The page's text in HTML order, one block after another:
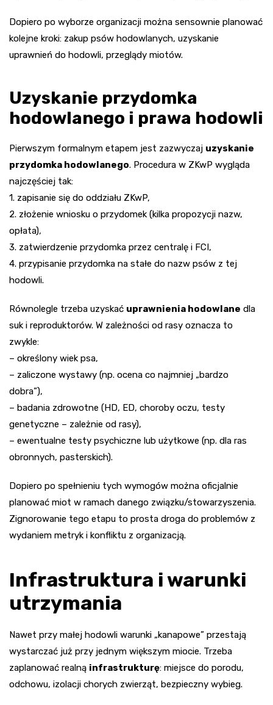
Dopiero po wyborze organizacji można sensownie planować
kolejne kroki: zakup psów hodowlanych, uzyskanie
uprawnień do hodowli, przeglądy miotów.
Uzyskanie przydomka
hodowlanego i prawa hodowli
Pierwszym formalnym etapem jest zazwyczaj uzyskanie
przydomka hodowlanego. Procedura w ZKwP wygląda
najczęściej tak:
1. zapisanie się do oddziału ZKwP,
2. złożenie wniosku o przydomek (kilka propozycji nazw,
opłata),
3. zatwierdzenie przydomka przez centralę i FCI,
4. przypisanie przydomka na stałe do nazw psów z tej
hodowli.
Równolegle trzeba uzyskać uprawnienia hodowlane dla
suk i reproduktorów. W zależności od rasy oznacza to
zwykle:
– określony wiek psa,
– zaliczone wystawy (np. ocena co najmniej „bardzo
dobra”),
– badania zdrowotne (HD, ED, choroby oczu, testy
genetyczne – zależnie od rasy),
– ewentualne testy psychiczne lub użytkowe (np. dla ras
obronnych, pasterskich).
Dopiero po spełnieniu tych wymogów można oficjalnie
planować miot w ramach danego związku/stowarzyszenia.
Zignorowanie tego etapu to prosta droga do problemów z
wydaniem metryk i konfliktu z organizacją.
Infrastruktura i warunki
utrzymania
Nawet przy małej hodowli warunki „kanapowe” przestają
wystarczać już przy jednym większym miocie. Trzeba
zaplanować realną infrastrukturę: miejsce do porodu,
odchowu, izolacji chorych zwierząt, bezpieczny wybieg.